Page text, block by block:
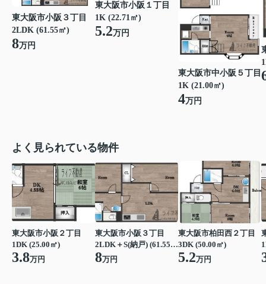
東大阪市小阪３丁目
2LDK (61.55㎡)
8万円
東大阪市小阪１丁目
1K (22.71㎡)
5.2万円
東大阪市中小阪５丁目
1K (21.00㎡)
4万円
よく見られている物件
東大阪市小阪２丁目
1DK (25.00㎡)
3.8万円
東大阪市小阪３丁目
2LDK＋S(納戸) (61.55㎡)
8万円
東大阪市柏田西２丁目
3DK (50.00㎡)
5.2万円